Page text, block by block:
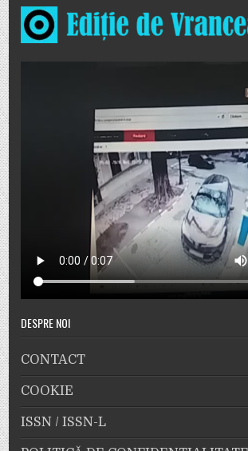
DESPRE NOI
CONTACT
COOKIE
ISSN / ISSN-L